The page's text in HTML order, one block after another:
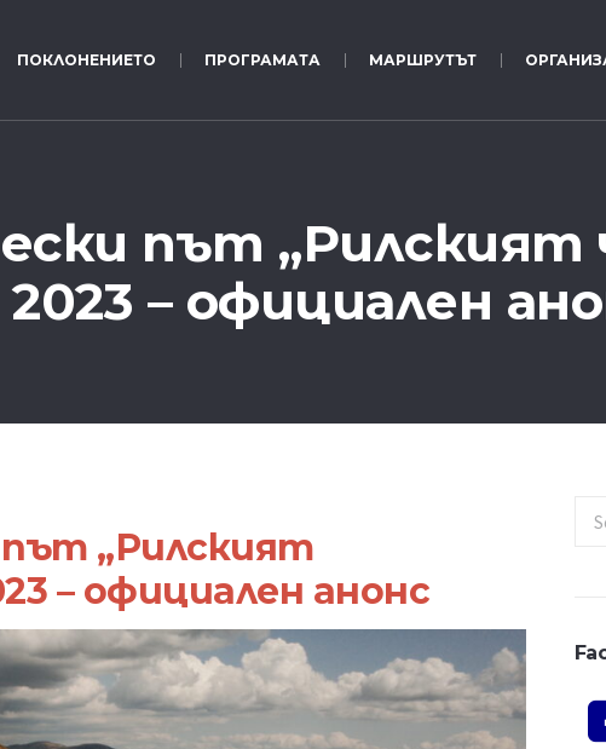
ПОКЛОНЕНИЕТО ПРОГРАМАТА МАРШРУТЪТ
път „Рилският
– официален
„Рилският
– официален анонс